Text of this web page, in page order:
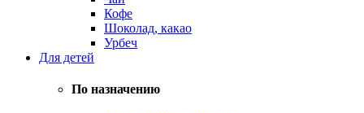
Кофе
Шоколад, какао
Урбеч
Для детей
По назначению